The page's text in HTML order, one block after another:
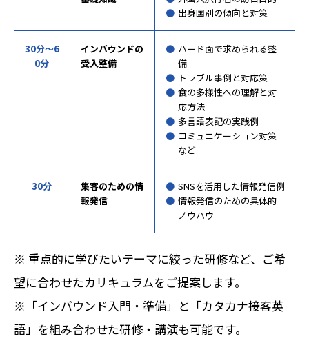
出身国別の傾向と対策
30分～6
0分
インバウンドの
受入整備
ハード面で求められる整
備
トラブル事例と対応策
食の多様性への理解と対
応方法
多言語表記の実践例
コミュニケーション対策
など
30分
集客のための情
報発信
SNSを活用した情報発信例
情報発信のための具体的
ノウハウ
※ 重点的に学びたいテーマに絞った研修など、ご希
望に合わせたカリキュラムをご提案します。
※「インバウンド入門・準備」と「カタカナ接客英
語」を組み合わせた研修・講演も可能です。